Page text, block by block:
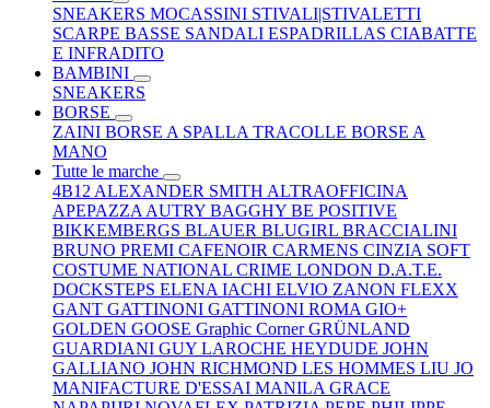
SNEAKERS MOCASSINI STIVALI|STIVALETTI
SCARPE BASSE SANDALI ESPADRILLAS CIABATTE
E INFRADITO
BAMBINI
SNEAKERS
BORSE
ZAINI BORSE A SPALLA TRACOLLE BORSE A
MANO
Tutte le marche
4B12 ALEXANDER SMITH ALTRAOFFICINA
APEPAZZA AUTRY BAGGHY BE POSITIVE
BIKKEMBERGS BLAUER BLUGIRL BRACCIALINI
BRUNO PREMI CAFENOIR CARMENS CINZIA SOFT
COSTUME NATIONAL CRIME LONDON D.A.T.E.
DOCKSTEPS ELENA IACHI ELVIO ZANON FLEXX
GANT GATTINONI GATTINONI ROMA GIO+
GOLDEN GOOSE Graphic CornerGRÜNLAND
GUARDIANI GUY LAROCHE HEYDUDE JOHN
GALLIANO JOHN RICHMOND LES HOMMES LIU JO
MANIFACTURE D'ESSAI MANILA GRACE